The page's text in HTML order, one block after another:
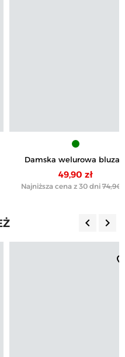
Damska welurowa bluza
kapturem
49,90 zł
Najniższa cena z 30 dni 74,90
keyboard_arrow_left keyboard_arrow_right